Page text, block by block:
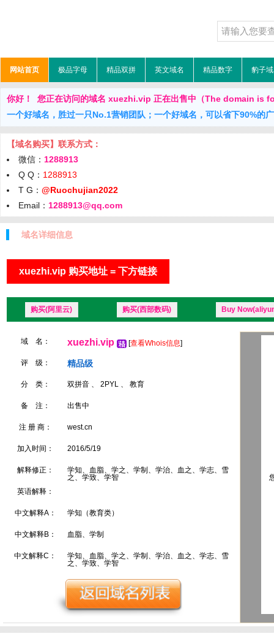
网站首页 极品字母 精品双拼 英文域名 精品数字 豹子
你好！ 您正在访问的域名 xuezhi.vip 正在出售中（The domain is
一个好域名，胜过一只No.1营销团队；一个好域名，可以省下90%的
【域名购买】联系方式：
微信： 1288913
Q Q： 1288913
T G： @Ruochujian2022
Email： 1288913@qq.com
域名详细信息
xuezhi.vip 购买地址 = 下方链接
购买(阿里云) 购买(西部数码) Buy
域 名： xuezhi.vip [查看Whois信息]
评 级： 精品级
分 类： 双拼音 、 2PYL 、 教育
备 注： 出售中
注 册 商： west.cn
加入时间： 2016/5/19
解释修正：
学知、血脂、学之、学制、学治、血之、学志、雪
之、学致、学智
英语解释：
中文解释A： 学知（教育类）
中文解释B： 血脂、学制
中文解释C：
学知、血脂、学之、学制、学治、血之、学志、雪
之、学致、学智